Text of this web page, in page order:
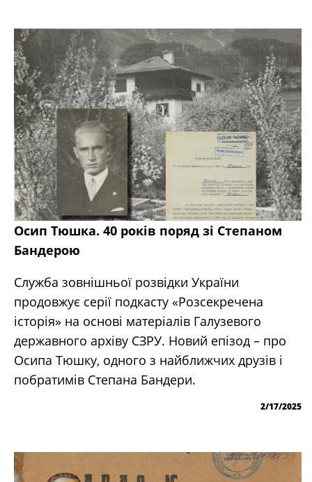
Осип Тюшка. 40 років поряд зі Степаном
Бандерою
Служба зовнішньої розвідки України
продовжує серії подкасту «Розсекречена
історія» на основі матеріалів Галузевого
державного архіву СЗРУ. Новий епізод – про
Осипа Тюшку, одного з найближчих друзів і
побратимів Степана Бандери.
2/17/2025